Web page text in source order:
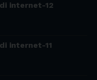
internet-12
internet-11